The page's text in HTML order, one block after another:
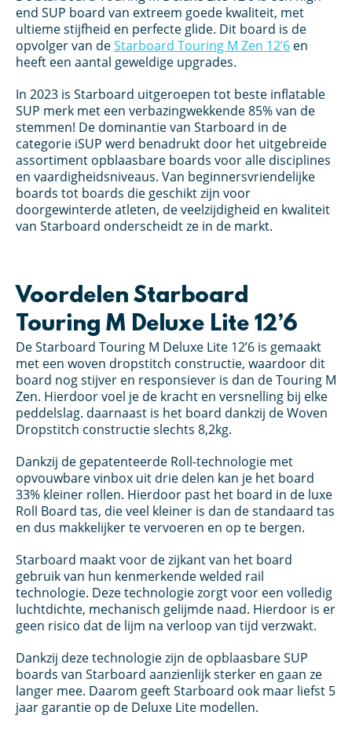
end SUP board van extreem goede kwaliteit, met
ultieme stijfheid en perfecte glide. Dit board is de
opvolger van deStarboard Touring M Zen 12’6 en
heeft een aantal geweldige upgrades.
In 2023 is Starboard uitgeroepen tot beste inflatable
SUP merk met een verbazingwekkende 85% van de
stemmen! De dominantie van Starboard in de
categorie iSUP werd benadrukt door het uitgebreide
assortiment opblaasbare boards voor alle disciplines
en vaardigheidsniveaus. Van beginnersvriendelijke
boards tot boards die geschikt zijn voor
doorgewinterde atleten, de veelzijdigheid en kwaliteit
van Starboard onderscheidt ze in de markt.
Voordelen Starboard
Touring M Deluxe Lite 12’6
De Starboard Touring M Deluxe Lite 12’6 is gemaakt
met een woven dropstitch constructie, waardoor dit
board nog stijver en responsiever is dan de Touring M
Zen. Hierdoor voel je de kracht en versnelling bij elke
peddelslag. daarnaast is het board dankzij de Woven
Dropstitch constructie slechts 8,2kg.
Dankzij de gepatenteerde Roll-technologie met
opvouwbare vinbox uit drie delen kan je het board
33% kleiner rollen. Hierdoor past het board in de luxe
Roll Board tas, die veel kleiner is dan de standaard tas
en dus makkelijker te vervoeren en op te bergen.
Starboard maakt voor de zijkant van het board
gebruik van hun kenmerkende welded rail
technologie. Deze technologie zorgt voor een volledig
luchtdichte, mechanisch gelijmde naad. Hierdoor is er
geen risico dat de lijm na verloop van tijd verzwakt.
Dankzij deze technologie zijn de opblaasbare SUP
boards van Starboard aanzienlijk sterker en gaan ze
langer mee. Daarom geeft Starboard ook maar liefst 5
jaar garantie op de Deluxe Lite modellen.